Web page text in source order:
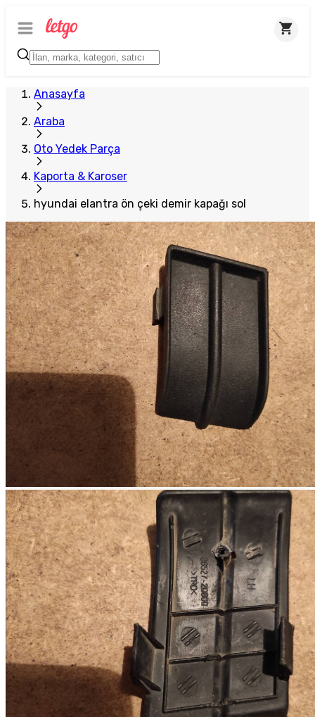
Anasayfa
Araba
Oto Yedek Parça
Kaporta & Karoser
hyundai elantra ön çeki demir kapağı sol
Plus Satıcı